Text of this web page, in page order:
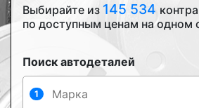
Выбирайте из 145 534
по доступным ценам на одном
Поиск автодеталей
1